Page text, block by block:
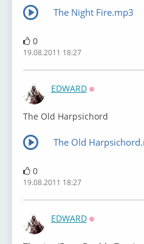
The Night Fire.mp3
0
19.08.2011 18:27
EDWARD
The Old Harpsichord
The Old
0
19.08.2011 18:27
EDWARD